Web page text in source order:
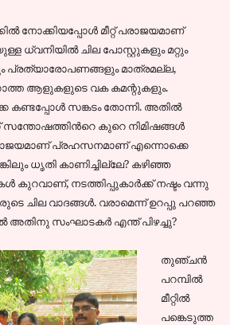
നോക്കിയപ്പോള്‍ മീറ്റ്‌ പരാജയമാണ്
ധ്വനിയില്‍ ചില പോസ്റ്റുകളും മറ്റും
മാത്രമല്ല,
ആളുകളുടെ വക കമന്റുകളും.
സങ്കടം തോന്നി. അതില്‍
കുറെ നിമിഷങ്ങള്‍
പ്രഹസനമാണ് എന്നൊക്കെ
ധൃതി കാണിച്ചില്ലേ? കഴിഞ്ഞ
നടത്തിപ്പുകാര്‍ക്ക് നഷ്ടം വന്നു
ചില വാദങ്ങള്‍. വരാമെന്ന് ഉറപ്പു പറഞ്ഞ
അതിനു സംഘാടകര്‍ എന്ത് പിഴച്ചു?
തുഞ്ചന്‍
പറമ്പില്‍
മീറ്റില്‍
പങ്കെടുത്ത